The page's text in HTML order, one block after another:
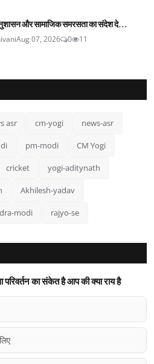
और सामाजिक समरसता का संदेश दे...
Aug 07, 2026 0 11
asr cm-yogi news-asr
pm-modi CM Yogi
cricket yogi-aditynath
Akhilesh-yadav
modi rajyo-se
का संकेत है आप की क्या राय है